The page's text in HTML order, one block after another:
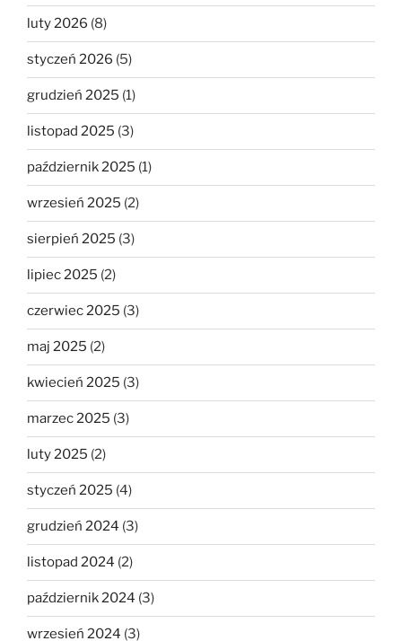
luty 2026 (8)
styczeń 2026 (5)
grudzień 2025 (1)
listopad 2025 (3)
październik 2025 (1)
wrzesień 2025 (2)
sierpień 2025 (3)
lipiec 2025 (2)
czerwiec 2025 (3)
maj 2025 (2)
kwiecień 2025 (3)
marzec 2025 (3)
luty 2025 (2)
styczeń 2025 (4)
grudzień 2024 (3)
listopad 2024 (2)
październik 2024 (3)
wrzesień 2024 (3)